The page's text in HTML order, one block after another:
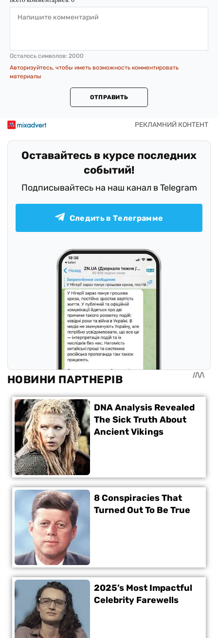
Осталось символов: 2000
Авторизуйтесь, чтобы иметь возможность комментировать
материалы
ОТПРАВИТЬ
Оставайтесь в курсе последних
событий!
Подписывайтесь на наш канал в Telegram
Следить в Телеграмме